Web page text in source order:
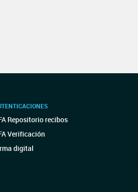
Repositorio recibos
Verificación
digital